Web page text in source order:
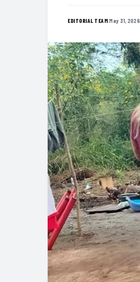
EDITORIAL TEAM·May 31, 2026